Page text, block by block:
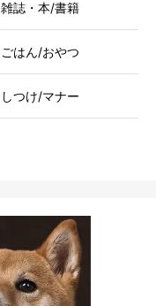
雑誌・本/書籍
ごはん/おやつ
しつけ/マナー